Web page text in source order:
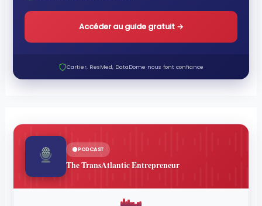
Accéder au guide gratuit →
Cartier, ResMed, DataDome nous font confiance
PODCAST
The TransAtlantic Entrepreneur